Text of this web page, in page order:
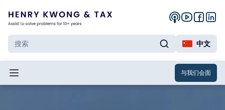
中文
与我们会面